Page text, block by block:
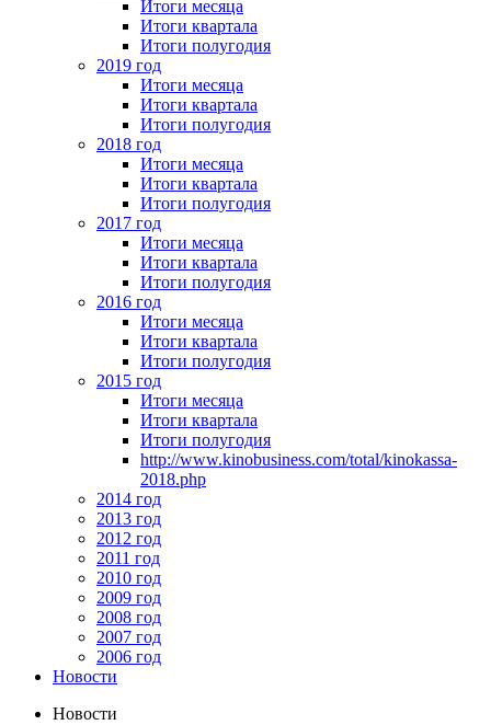
Итоги месяца
Итоги квартала
Итоги полугодия
2019 год
Итоги месяца
Итоги квартала
Итоги полугодия
2018 год
Итоги месяца
Итоги квартала
Итоги полугодия
2017 год
Итоги месяца
Итоги квартала
Итоги полугодия
2016 год
Итоги месяца
Итоги квартала
Итоги полугодия
2015 год
Итоги месяца
Итоги квартала
Итоги полугодия
http://www.kinobusiness.com/total/kinokassa-
2018.php
2014 год
2013 год
2012 год
2011 год
2010 год
2009 год
2008 год
2007 год
2006 год
Новости
Новости